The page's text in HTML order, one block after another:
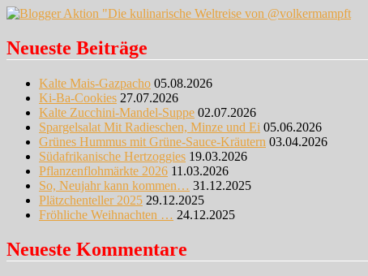
Neueste Beiträge
Kalte Mais-Gazpacho 05.08.2026
Ki-Ba-Cookies 27.07.2026
Kalte Zucchini-Mandel-Suppe 02.07.2026
Spargelsalat Mit Radieschen, Minze und Ei 05.06.2026
Grünes Hummus mit Grüne-Sauce-Kräutern 03.04.2026
Südafrikanische Hertzoggies 19.03.2026
Pflanzenflohmärkte 2026 11.03.2026
So, Neujahr kann kommen… 31.12.2025
Plätzchenteller 2025 29.12.2025
Fröhliche Weihnachten … 24.12.2025
Neueste Kommentare